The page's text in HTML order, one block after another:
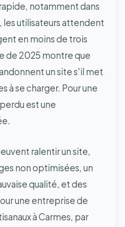
notamment dans
les utilisateurs attendent
en moins de trois
de 2025 montre que
un site s'il met
à se charger. Pour une
est une
ralentir un site,
non optimisées, un
qualité, et des
une entreprise de
à Carmes, par